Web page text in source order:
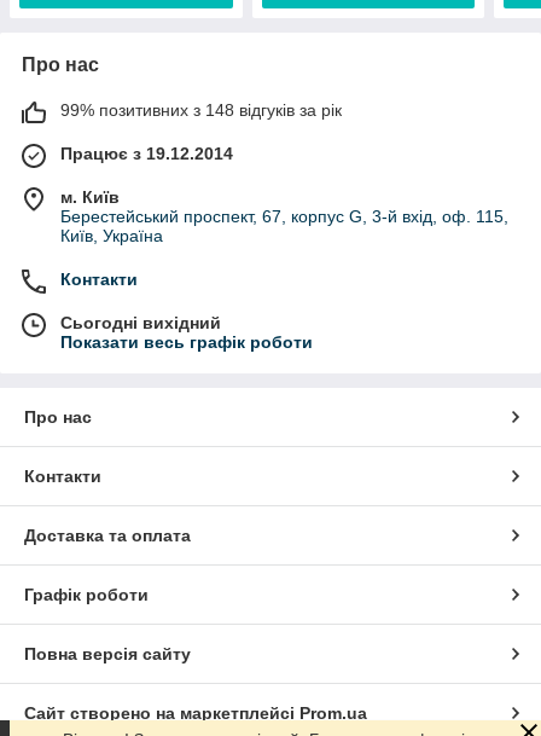
Про нас
99% позитивних з 148 відгуків за рік
Працює з 19.12.2014
м. Київ
Берестейський проспект, 67, корпус G, 3-й вхід, оф. 115,
Київ, Україна
Контакти
Сьогодні вихідний
Показати весь графік роботи
Про нас
Контакти
Доставка та оплата
Графік роботи
Повна версія сайту
Сайт створено на маркетплейсі Prom.ua